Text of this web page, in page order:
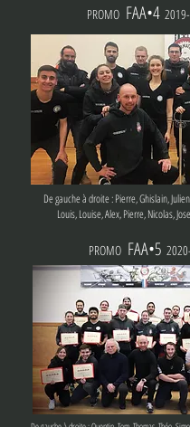
PROMO FAA•4
De gauche à droite : Pierre, Ghislain,
Louis, Louise, Alex, Pierre, Nicolas,
PROMO FAA•5